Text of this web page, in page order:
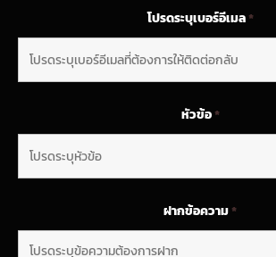
โปรดระบุเบอร์อีเมล*
หัวข้อ*
ฝากข้อความ*